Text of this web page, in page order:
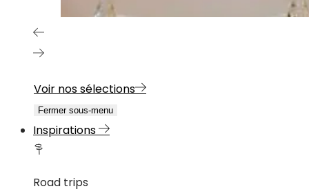
Voir nos sélections
Fermer sous-menu
Inspirations
Road trips